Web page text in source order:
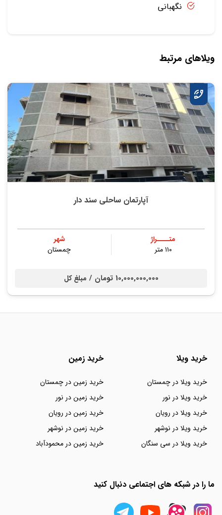
نگهبانی
ویلاهای مرتبط
آپارتمان ساحلی سند دار
متــــراژ
۱۱۰ متر
شهر
چمستان
10,000,000,000 تومان / مبلغ کل
خرید ویلا
خرید ویلا در چمستان
خرید ویلا در نور
خرید ویلا در رویان
خرید ویلا در نوشهر
خرید ویلا در سی سنگان
خرید زمین
خرید زمین در چمستان
خرید زمین در نور
خرید زمین در رویان
خرید زمین در نوشهر
خرید زمین در محمودآباد
ما را در شبکه های اجتماعی دنبال کنید